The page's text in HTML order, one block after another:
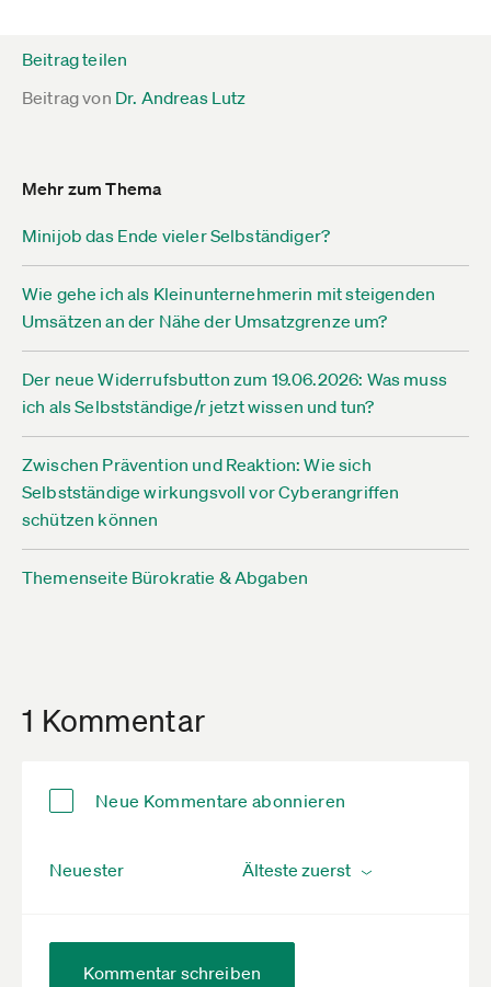
Beitrag teilen
Beitrag von Dr. Andreas Lutz
Mehr zum Thema
Minijob das Ende vieler Selbständiger?
Wie gehe ich als Kleinunternehmerin mit steigenden
Umsätzen an der Nähe der Umsatzgrenze um?
Der neue Widerrufsbutton zum 19.06.2026: Was muss
ich als Selbstständige/r jetzt wissen und tun?
Zwischen Prävention und Reaktion: Wie sich
Selbstständige wirkungsvoll vor Cyberangriffen
schützen können
Themenseite Bürokratie & Abgaben
1 Kommentar
Neue Kommentare abonnieren
Neuester
Kommentar schreiben